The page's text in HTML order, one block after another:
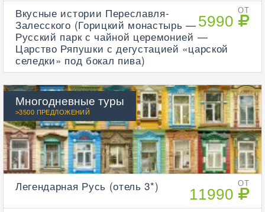
ОТ
5990
Вкусные истории Переславля-
Залесского (Горицкий монастырь —
Русский парк с чайной церемонией —
Царство Ряпушки с дегустацией «царской
селедки» под бокал пива)
Многодневные туры
>3500 ПРЕДЛОЖЕНИЙ
ОТ
11990
Легендарная Русь (отель 3*)